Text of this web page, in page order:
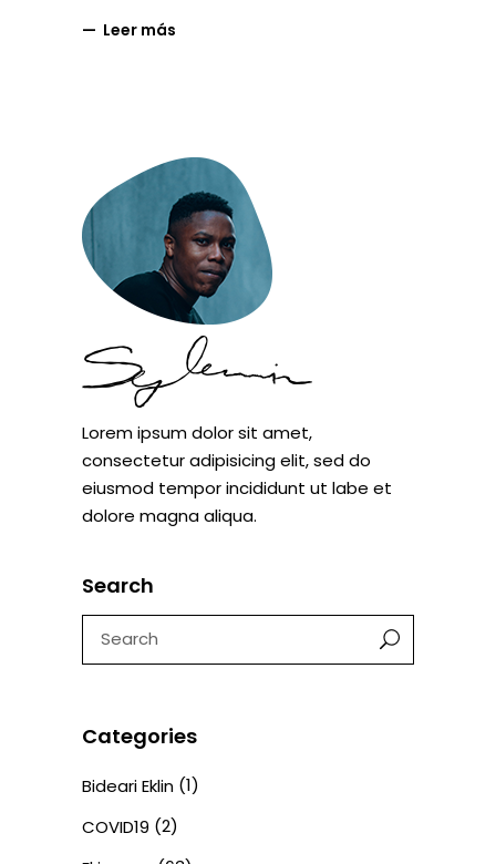
Leer más
Lorem ipsum dolor sit amet,
consectetur adipisicing elit, sed do
eiusmod tempor incididunt ut labe et
dolore magna aliqua.
Search
Search
Categories
Bideari Eklin (1)
COVID19 (2)